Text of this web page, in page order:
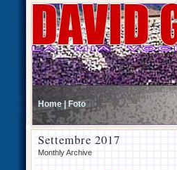
Home | Foto
Settembre 2017
Monthly Archive